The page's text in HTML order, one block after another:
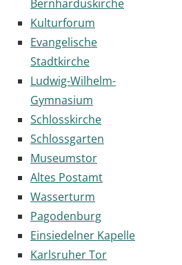
Bernharduskirche
Kulturforum
Evangelische
Stadtkirche
Ludwig-Wilhelm-
Gymnasium
Schlosskirche
Schlossgarten
Museumstor
Altes Postamt
Wasserturm
Pagodenburg
Einsiedelner Kapelle
Karlsruher Tor